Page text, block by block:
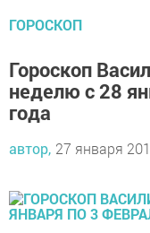
ГОРОСКОП
Гороскоп
неделю с 28
года
автор, 27 января